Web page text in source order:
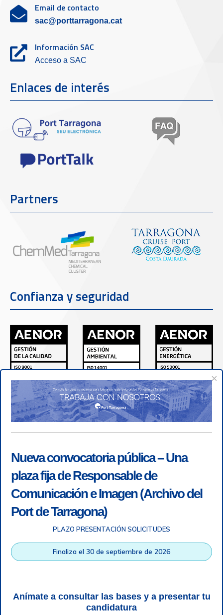
Email de contacto
sac@porttarragona.cat
Información SAC
Acceso a SAC
Enlaces de interés
Partners
Confianza y seguridad
Autoridad Portuaria de Tarragona © Todos los derechos
×
Nueva convocatoria pública – Una
plaza fija de Responsable de
Comunicación e Imagen (Archivo del
Port de Tarragona)
PLAZO PRESENTACIÓN SOLICITUDES
Finaliza el 30 de septiembre de 2026
Anímate a consultar las bases y a presentar tu
candidatura